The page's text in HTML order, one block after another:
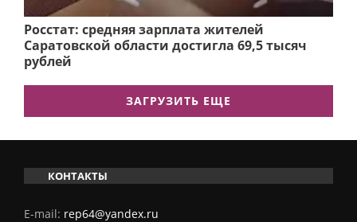
Росстат: средняя зарплата жителей
Саратовской области достигла 69,5 тысяч
рублей
ЗАГРУЗИТЬ ЕЩЕ
КОНТАКТЫ
E-mail: rep64@yandex.ru